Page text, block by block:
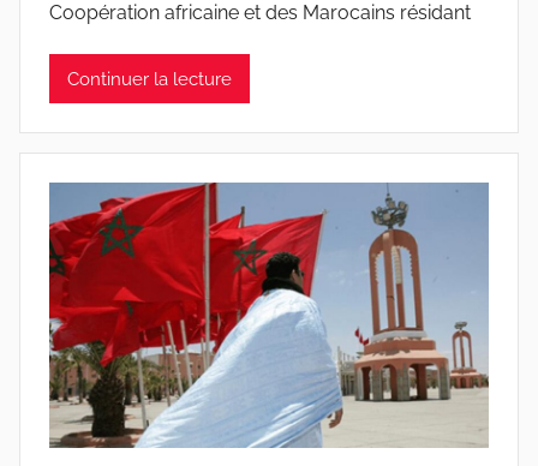
Coopération africaine et des Marocains résidant
Continuer la lecture